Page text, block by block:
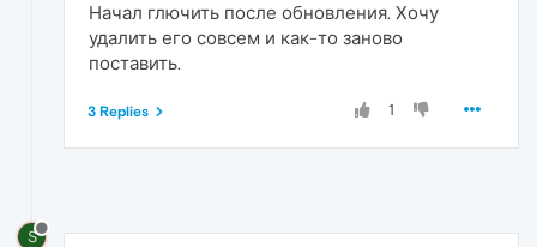
Начал глючить после обновления. Хочу
удалить его совсем и как-то заново
поставить.
1
3 Replies
S